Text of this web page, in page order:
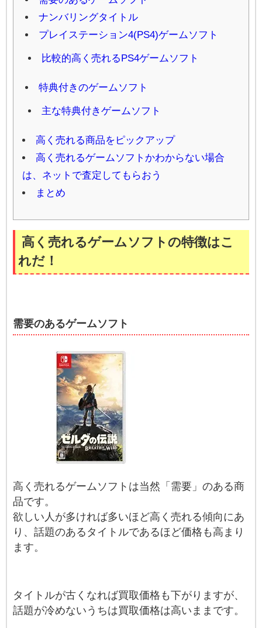
ナンバリングタイトル
プレイステーション4(PS4)ゲームソフト
比較的高く売れるPS4ゲームソフト
特典付きのゲームソフト
主な特典付きゲームソフト
高く売れる商品をピックアップ
高く売れるゲームソフトかわからない場合
は、ネットで査定してもらおう
まとめ
高く売れるゲームソフトの特徴はこ
れだ！
需要のあるゲームソフト
高く売れるゲームソフトは当然「需要」のある商
品です。
欲しい人が多ければ多いほど高く売れる傾向にあ
り、話題のあるタイトルであるほど価格も高まり
ます。
タイトルが古くなれば買取価格も下がりますが、
話題が冷めないうちは買取価格は高いままです。